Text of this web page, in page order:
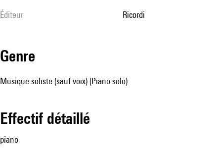
éditeur Ricordi
genre
Musique soliste (sauf voix) (Piano solo)
effectif détaillé
piano